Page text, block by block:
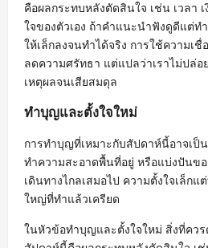
คือผลกระทบหลังตัดสินใจ เช่น เวลา
ใจของตัวเอง ถ้าคำแนะนำฟังดูดีแต่
ให้เล็กลงจนทำได้จริง การใช้ความเ
ลดความศรัทธา แต่แปลว่าเราไม่ปล่
เหตุผลจนเสียสมดุล
ทำบุญและตั้งใจใหม่
การทำบุญที่เหมาะกับสัปดาห์นี้อาจเป็
ทำความสะอาดพื้นที่อยู่ หรือแบ่งปันขอ
เดินทางไกลเสมอไป ความตั้งใจเล็ก
ใหญ่ที่ทำแล้วเครียด
ในหัวข้อทำบุญและตั้งใจใหม่ สิ่งที่คว